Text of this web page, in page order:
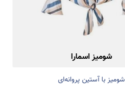
شومیز اسمارا
شومیز با آستین پروانه‌ای